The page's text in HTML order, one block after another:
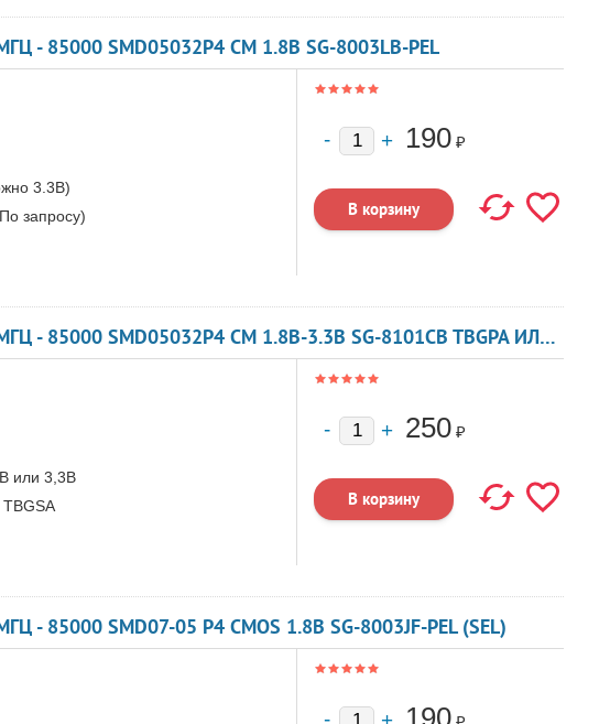
- 85000 SMD05032P4 CM 1.8В SG-8003LB-PEL
3.3В)
запросу)
190 ₽
КВАРЦЕВЫЙ ГЕНЕРАТОР 85 МГЦ - 85000 SMD05032P4 CM 1.8В-3.3В SG-8101CB TBGPA ИЛИ TBGSA
или 3,3B
250 ₽
- 85000 SMD07-05 P4 CMOS 1.8В SG-8003JF-PEL (SEL)
190